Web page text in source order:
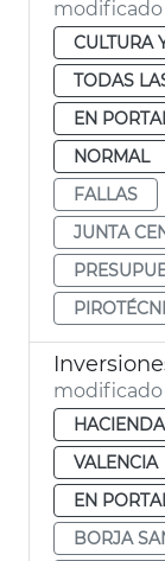
modificado
CULTURA
TODAS
EN
NORMAL
FALLAS
JUNTA
modificado
HACIENDA
VALENCIA
EN
BORJA